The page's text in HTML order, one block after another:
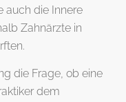
auch die Innere
Zahnärzte in
die Frage, ob eine
dem